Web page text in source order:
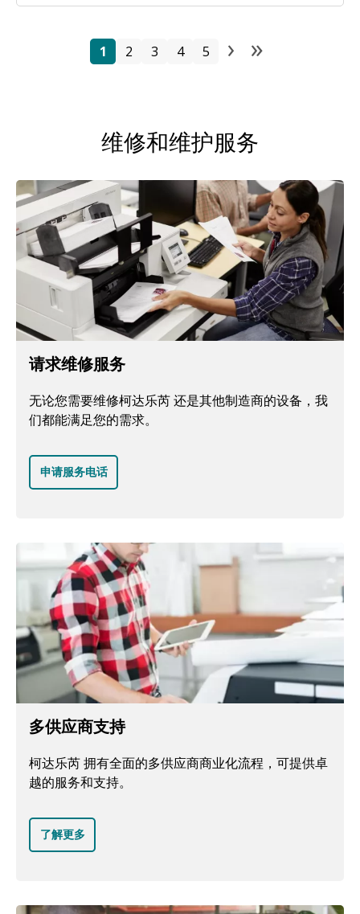
分页
页面
1 页面
2 页面
3 页面
4 页面
5 Next page
› Last
»
维修和维护服务
请求维修服务
无论您需要维修柯达乐芮 还是其他制造商的设备，我
们都能满足您的需求。
申请服务电话
多供应商支持
柯达乐芮 拥有全面的多供应商商业化流程，可提供卓
越的服务和支持。
了解更多